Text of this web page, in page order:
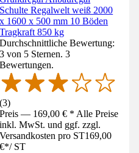
Schulte Regalwelt weiß 2000
x 1600 x 500 mm 10 Böden
Tragkraft 850 kg
Durchschnittliche Bewertung:
3 von 5 Sternen. 3
Bewertungen.
(3)
Preis — 169,00 € * Alle Preise
inkl. MwSt. und ggf. zzgl.
Versandkosten pro ST169,00
€*/ ST